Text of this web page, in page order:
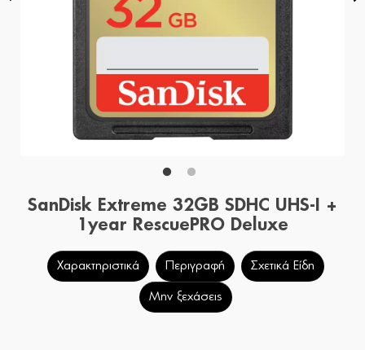
SanDisk Extreme 32GB SDHC UHS-I +
1year RescuePRO Deluxe
Χαρακτηριστικά Περιγραφή Σχετικά Είδη
Μην ξεχάσεις